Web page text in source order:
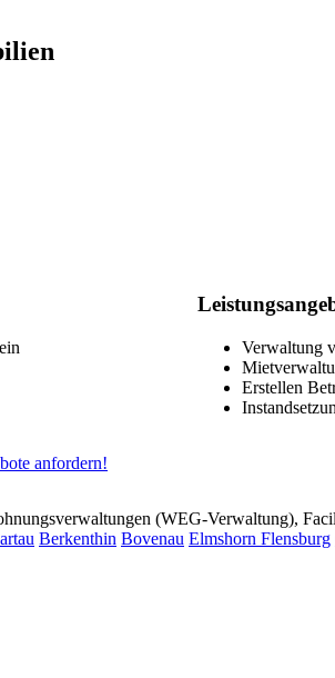
Verwaltung
Erstellen
(WEG-Verwaltung),
Berkenthin Bovenau Elmshorn Flensburg